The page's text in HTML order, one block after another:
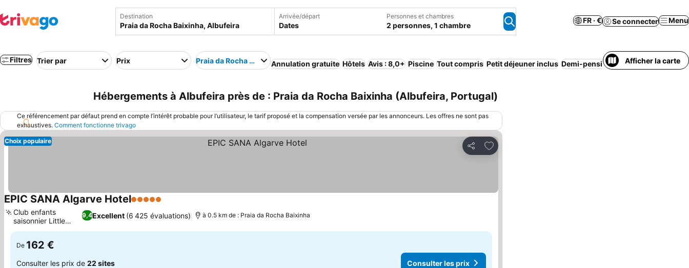
Destination Arrivée/départ
Dates
Personnes et chambres
2 personnes, 1 chambre
FR · € Se connecter Menu
Filtres Trier par Prix Praia da Rocha BaixinhaAnnulation gratuite Hôtels Avis : 8,0+ Piscine Tout compris Petit déjeuner inclus Demi-pension Plage Appart’hôtel
Afficher la carte
Hébergements à Albufeira près de : Praia da Rocha Baixinha (Albufeira, Portugal)
Ce référencement par défaut prend en compte l’intérêt probable pour l’utilisateur, le tarif proposé et la compensation versée par les annonceurs. Les offres ne sont pas
exhaustives. Comment fonctionne trivago
Partager
Ajouter à mes favoris
Choix populaire
EPIC SANA Algarve Hotel5 Étoiles
9,4Excellent (6 425 évaluations)
Club enfants
saisonnier Little
Stars
à 0.5 km de : Praia da Rocha Baixinha
De 162 €
Consulter les prix de 22 sites Consulter les prix